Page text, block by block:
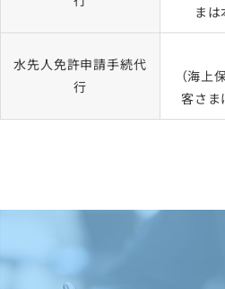
まは
水先人免許申請手続代
行
（海上
客さま